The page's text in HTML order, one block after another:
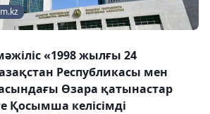
«1998 жылғы 24
Республикасы мен
Өзара қатынастар
Қосымша келісімді